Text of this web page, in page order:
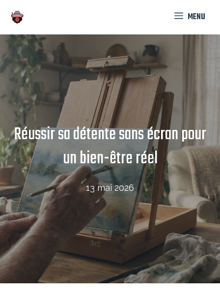
contenu
MENU
Réussir sa détente sans écran pour
un bien-être réel
13 mai 2026